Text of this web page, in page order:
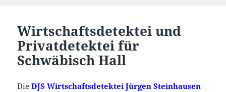
Wirtschaftsdetektei und
Privatdetektei für
Schwäbisch Hall
DieDJS Wirtschaftsdetektei Jürgen Steinhausen